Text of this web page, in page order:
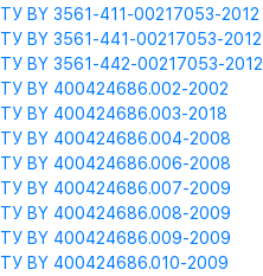
ТУ BY 3561-411-00217053-2012
ТУ BY 3561-441-00217053-2012
ТУ BY 3561-442-00217053-2012
ТУ BY 400424686.002-2002
ТУ BY 400424686.003-2018
ТУ BY 400424686.004-2008
ТУ BY 400424686.006-2008
ТУ BY 400424686.007-2009
ТУ BY 400424686.008-2009
ТУ BY 400424686.009-2009
ТУ BY 400424686.010-2009